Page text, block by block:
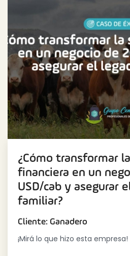
¿Cómo transformar
financiera en un
USD/cab y asegurar
familiar?
Cliente: Ganadero
¡Mirá lo que hizo esta empresa!